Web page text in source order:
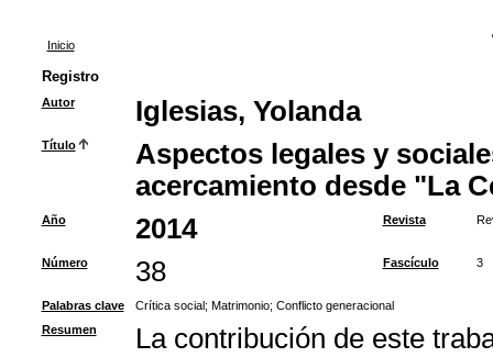
Inicio
Registro
Autor Iglesias, Yolanda
Título
Aspectos legales y
acercamiento desde "La
Año 2014 Revista
Número 38 Fascículo 3
Palabras clave Crítica social; Matrimonio; Conflicto generacional
Resumen
La contribución de este